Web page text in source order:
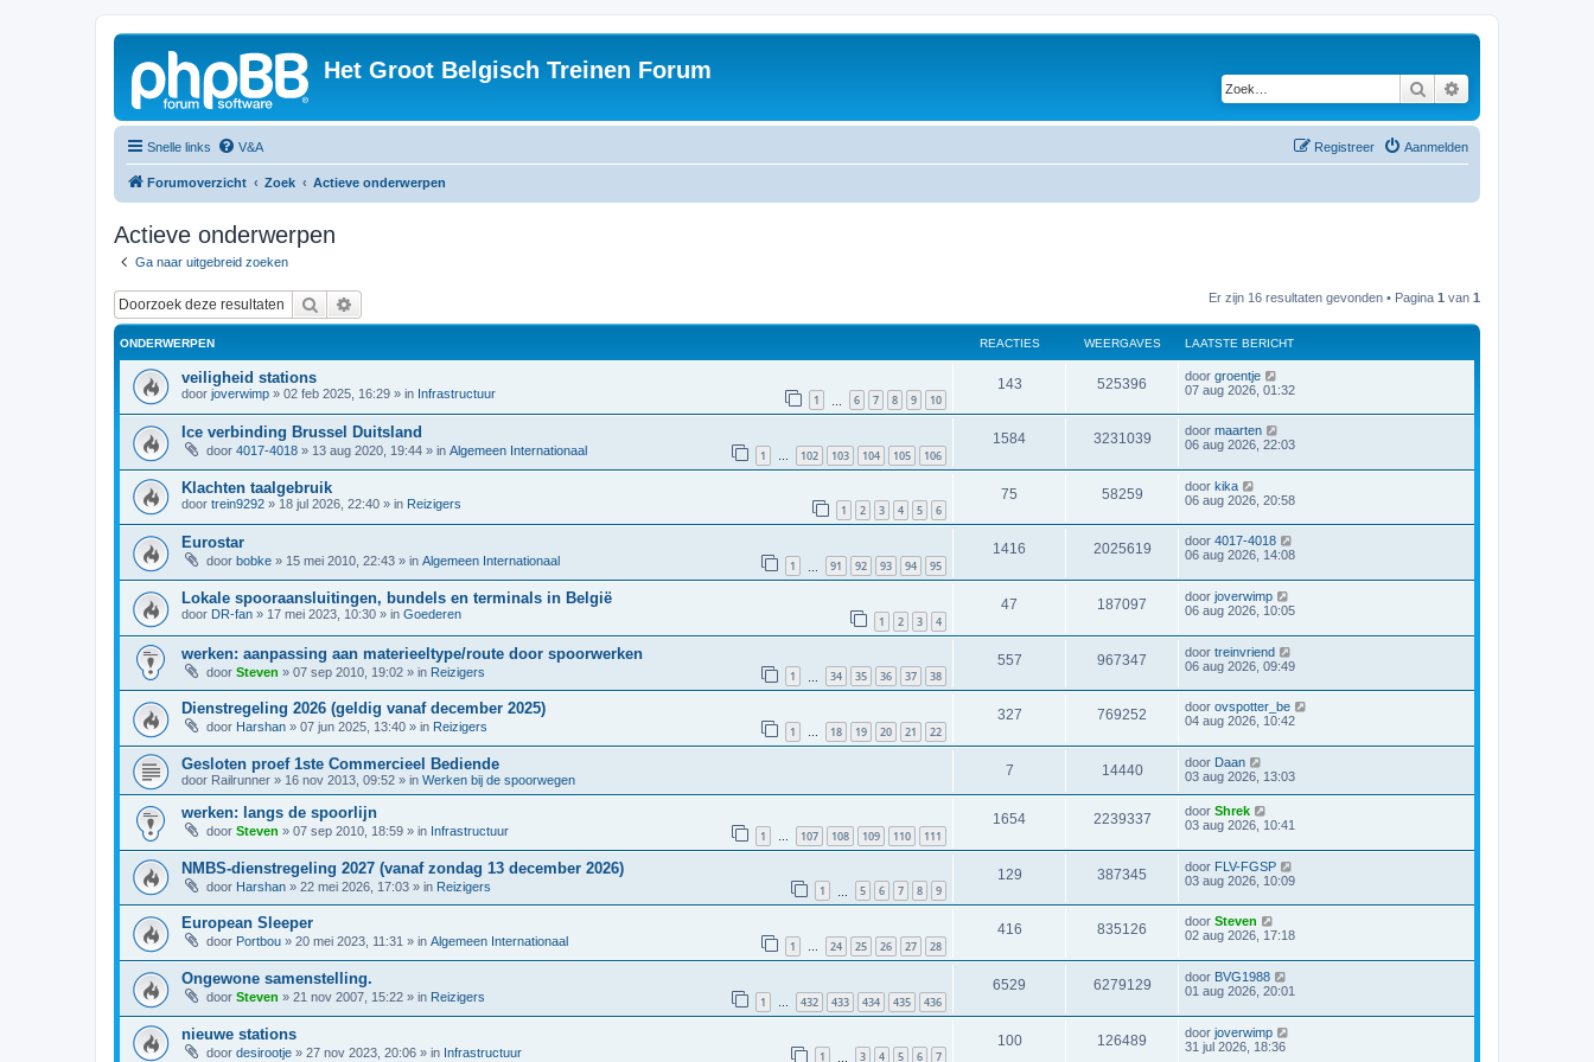
Het Groot Belgisch Treinen Forum
Zoek
Snelle links V&A Aanmelden
Registreer
Forumoverzicht Zoek Actieve onderwerpen
Actieve onderwerpen
Ga naar uitgebreid zoeken
Zoek Er zijn 16 resultaten gevonden • Pagina 1 van 1
ONDERWERPEN REACTIES WEERGAVES LAATSTE BERICHT
veiligheid stations
door joverwimp » 02 feb 2025, 16:29 » in Infrastructuur 1 6 7 8 9 10
143 525396 door groentje
07 aug 2026, 01:32
Ice verbinding Brussel Duitsland
door 4017-4018 » 13 aug 2020, 19:44 » in Algemeen Internationaal 1 … 102 103 104 105 106
1584 3231039 door maarten
06 aug 2026, 22:03
Klachten taalgebruik
door trein9292 » 18 jul 2026, 22:40 » in Reizigers 1 2 3 4 5 6
75 58259 door kika
06 aug 2026, 20:58
Eurostar
door bobke » 15 mei 2010, 22:43 » in Algemeen Internationaal 1 91 92 93 94 95
1416 2025619 door 4017-4018
06 aug 2026, 14:08
Lokale spooraansluitingen, bundels en terminals in België
door DR-fan » 17 mei 2023, 10:30 » in Goederen 1 2 3 4
47 187097 door joverwimp
06 aug 2026, 10:05
werken: aanpassing aan materieeltype/route door spoorwerken
door Steven » 07 sep 2010, 19:02 » in Reizigers 1 34 35 36 37 38
557 967347 door treinvriend
06 aug 2026, 09:49
Dienstregeling 2026 (geldig vanaf december 2025)
door Harshan » 07 jun 2025, 13:40 » in Reizigers 1 … 18 19 20 21 22
327 769252 door ovspotter_be
04 aug 2026, 10:42
Gesloten proef 1ste Commercieel Bediende
door Railrunner » 16 nov 2013, 09:52 » in Werken bij de spoorwegen
7 14440 door Daan
03 aug 2026, 13:03
werken: langs de spoorlijn
door Steven » 07 sep 2010, 18:59 » in Infrastructuur 1 … 107 108 109 110 111
1654 2239337 door Shrek
03 aug 2026, 10:41
NMBS-dienstregeling 2027 (vanaf zondag 13 december 2026)
door Harshan » 22 mei 2026, 17:03 » in Reizigers 1 5 6 7 8 9
129 387345 door FLV-FGSP
03 aug 2026, 10:09
European Sleeper
door Portbou » 20 mei 2023, 11:31 » in Algemeen Internationaal 1 … 24 25 26 27 28
416 835126 door Steven
02 aug 2026, 17:18
Ongewone samenstelling.
door Steven » 21 nov 2007, 15:22 » in Reizigers 1 … 432 433 434 435 436
6529 6279129 door BVG1988
01 aug 2026, 20:01
nieuwe stations
door desirootje » 27 nov 2023, 20:06 » in Infrastructuur 1 3 4 5 6 7
100 126489 door joverwimp
31 jul 2026, 18:36